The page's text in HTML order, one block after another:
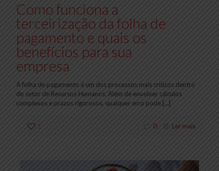
Como funciona a
terceirização da folha de
pagamento e quais os
benefícios para sua
empresa
A folha de pagamento é um dos processos mais críticos dentro
do setor de Recursos Humanos. Além de envolver cálculos
complexos e prazos rigorosos, qualquer erro pode […]
1 0 Ler mais